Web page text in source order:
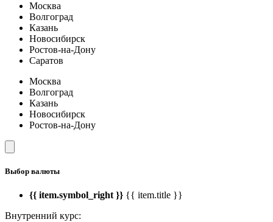
Москва
Волгоград
Казань
Новосибирск
Ростов-на-Дону
Саратов
Москва
Волгоград
Казань
Новосибирск
Ростов-на-Дону
Выбор валюты
{{ item.symbol_right }} {{ item.title }}
Внутренний курс: